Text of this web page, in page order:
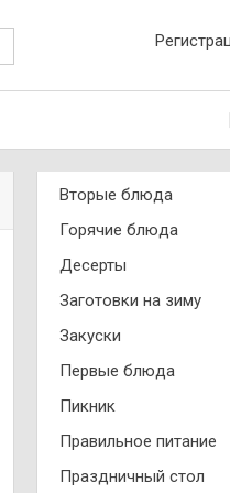
Вторые блюда
Горячие блюда
Десерты
Заготовки на зиму
Закуски
Первые блюда
Пикник
Правильное питание
Праздничный стол